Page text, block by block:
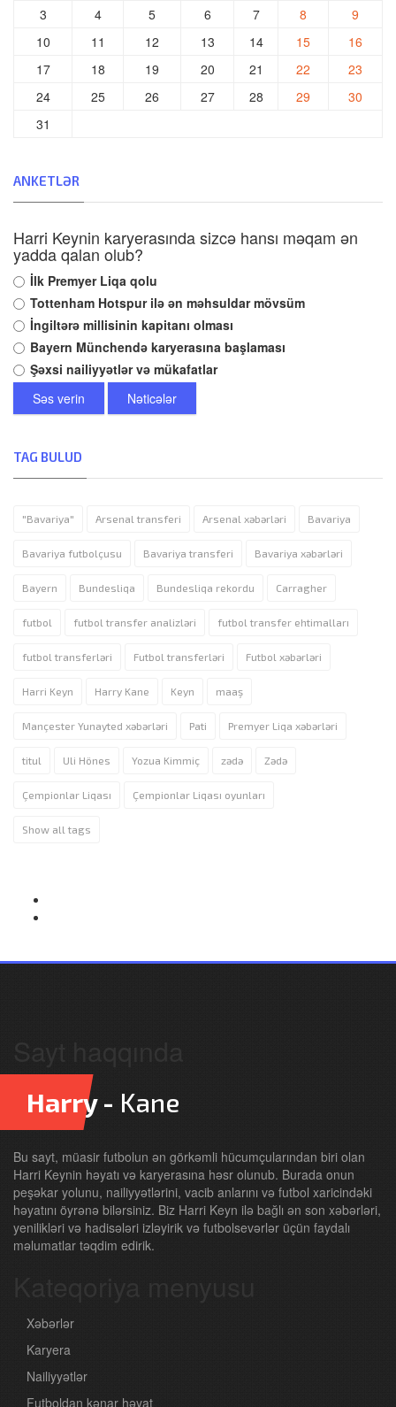
3
4 5 6 7 8
9
10
11 12 13 14 15
16
17
18 19 20 21 22
23
24
25 26 27 28 29
30
31
ANKETLƏR
Harri Keynin karyerasında sizcə hansı məqam ən
yadda qalan olub?
İlk Premyer Liqa qolu
Tottenham Hotspur ilə ən məhsuldar mövsüm
İngiltərə millisinin kapitanı olması
Bayern Münchendə karyerasına başlaması
Şəxsi nailiyyətlər və mükafatlar
Səs verin
Nəticələr
TAG BULUD
"Bavariya" Arsenal transferi Arsenal xəbərləri Bavariya
Bavariya futbolçusu Bavariya transferi Bavariya xəbərləri
Bayern Bundesliqa Bundesliqa rekordu Carragher
futbol futbol transfer analizləri futbol transfer ehtimalları
futbol transferləri Futbol transferləri Futbol xəbərləri
Harri Keyn Harry Kane Keyn maaş
Mançester Yunayted xəbərləri Pati Premyer Liqa xəbərləri
titul Uli Hönes Yozua Kimmiç zədə Zədə
Çempionlar Liqası Çempionlar Liqası oyunları
Show all tags
Sayt haqqında
Harry - Kane
Bu sayt, müasir futbolun ən görkəmli hücumçularından biri olan
Harri Keynin həyatı və karyerasına həsr olunub. Burada onun
peşəkar yolunu, nailiyyətlərini, vacib anlarını və futbol xaricindəki
həyatını öyrənə bilərsiniz. Biz Harri Keyn ilə bağlı ən son xəbərləri,
yenilikləri və hadisələri izləyirik və futbolsevərlər üçün faydalı
məlumatlar təqdim edirik.
Kateqoriya menyusu
Xəbərlər
Karyera
Nailiyyətlər
Futboldan kənar həyat